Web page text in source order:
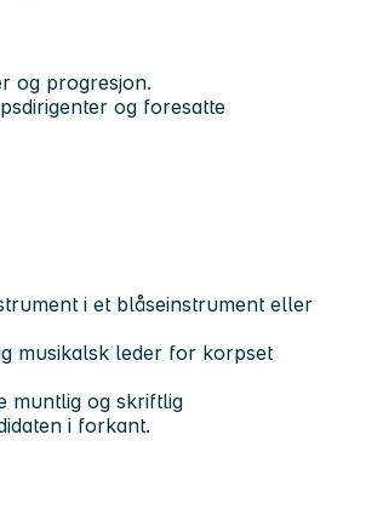
og progresjon.
og foresatte
i et blåseinstrument eller
musikalsk leder for korpset
muntlig og skriftlig
i forkant.